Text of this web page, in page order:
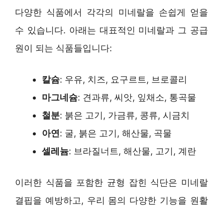
다양한 식품에서 각각의 미네랄을 손쉽게 얻을
수 있습니다. 아래는 대표적인 미네랄과 그 공급
원이 되는 식품들입니다:
칼슘: 우유, 치즈, 요구르트, 브로콜리
마그네슘: 견과류, 씨앗, 잎채소, 통곡물
철분: 붉은 고기, 가금류, 콩류, 시금치
아연: 굴, 붉은 고기, 해산물, 곡물
셀레늄: 브라질너트, 해산물, 고기, 계란
이러한 식품을 포함한 균형 잡힌 식단은 미네랄
결핍을 예방하고, 우리 몸의 다양한 기능을 원활